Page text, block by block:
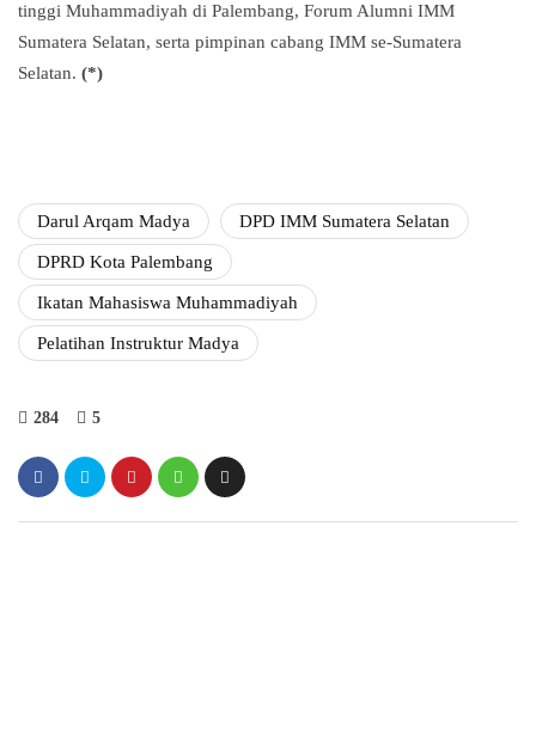
tinggi Muhammadiyah di Palembang, Forum Alumni IMM
Sumatera Selatan, serta pimpinan cabang IMM se-Sumatera
Selatan. (*)
Darul Arqam Madya DPD IMM Sumatera Selatan
DPRD Kota Palembang
Ikatan Mahasiswa Muhammadiyah
Pelatihan Instruktur Madya
284 5